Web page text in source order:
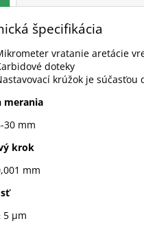
špecifikácia
vratanie aretácie
doteky
krúžok je súčasťou
merania
30 mm
krok
mm
5 µm